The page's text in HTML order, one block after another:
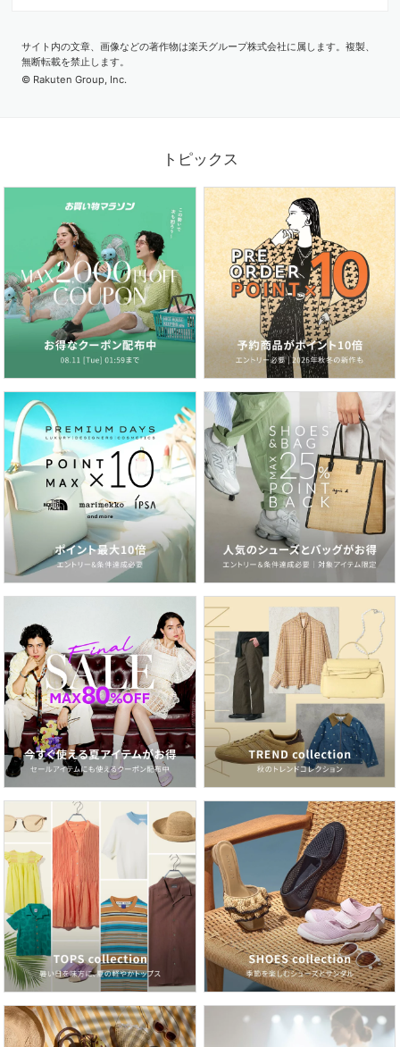
2026.07.03
2026.06.26
紫外線＆冷房対策にも！いま欲しいのは、サマーカーディガン
サイト内の文章、画像などの著作物は楽天グループ株式会社に属します。複製、
無断転載を禁止します。
© Rakuten Group, Inc.
トピックス